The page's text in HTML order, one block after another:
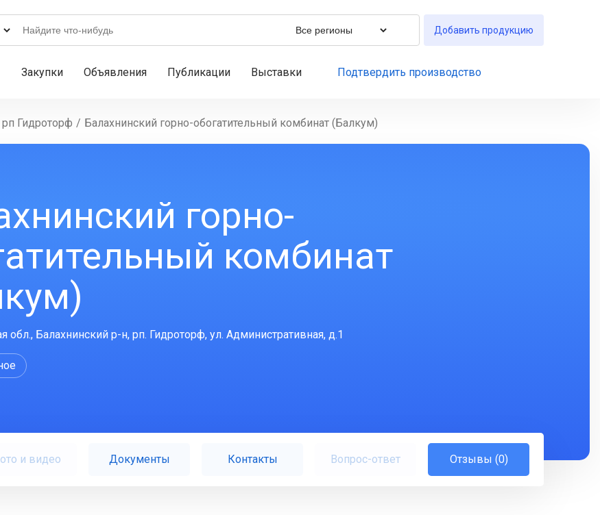
Добавить продукцию
Закупки Объявления Публикации Выставки Подтвердить производство
рп Гидроторф / Балахнинский горно-обогатительный комбинат (Балкум)
горно-
комбинат
обл., Балахнинский р-н, рп. Гидроторф, ул. Административная, д.1
и видео Документы Контакты Вопрос-ответ Отзывы (0)